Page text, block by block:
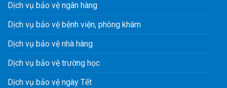
Dịch vụ bảo vệ ngân hàng
Dịch vụ bảo vệ bệnh viện, phòng khám
Dịch vụ bảo vệ nhà hàng
Dịch vụ bảo vệ trường học
Dịch vụ bảo vệ ngày Tết